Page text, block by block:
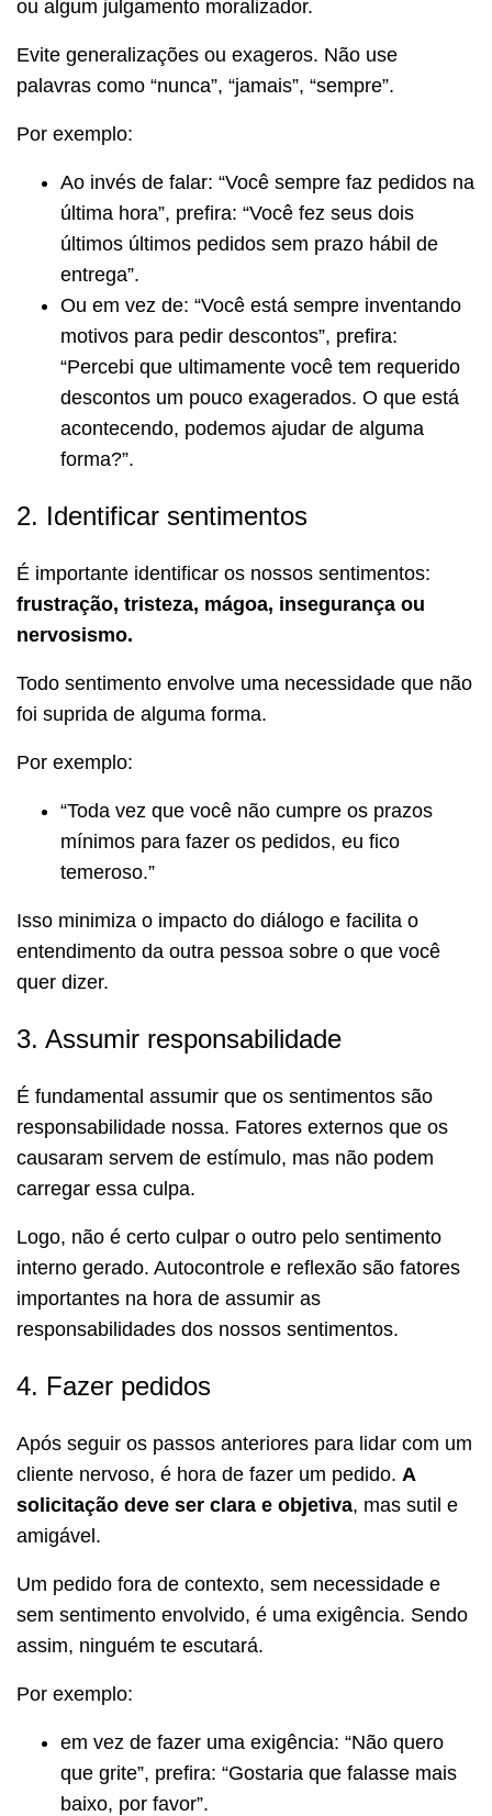
ou algum julgamento moralizador.
Evite generalizações ou exageros. Não use
palavras como “nunca”, “jamais”, “sempre”.
Por exemplo:
Ao invés de falar: “Você sempre faz pedidos na
última hora”, prefira: “Você fez seus dois
últimos últimos pedidos sem prazo hábil de
entrega”.
Ou em vez de: “Você está sempre inventando
motivos para pedir descontos”, prefira:
“Percebi que ultimamente você tem requerido
descontos um pouco exagerados. O que está
acontecendo, podemos ajudar de alguma
forma?”.
2. Identificar sentimentos
É importante identificar os nossos sentimentos:
frustração, tristeza, mágoa, insegurança ou
nervosismo.
Todo sentimento envolve uma necessidade que não
foi suprida de alguma forma.
Por exemplo:
“Toda vez que você não cumpre os prazos
mínimos para fazer os pedidos, eu fico
temeroso.”
Isso minimiza o impacto do diálogo e facilita o
entendimento da outra pessoa sobre o que você
quer dizer.
3. Assumir responsabilidade
É fundamental assumir que os sentimentos são
responsabilidade nossa. Fatores externos que os
causaram servem de estímulo, mas não podem
carregar essa culpa.
Logo, não é certo culpar o outro pelo sentimento
interno gerado. Autocontrole e reflexão são fatores
importantes na hora de assumir as
responsabilidades dos nossos sentimentos.
4. Fazer pedidos
Após seguir os passos anteriores para lidar com um
cliente nervoso, é hora de fazer um pedido. A
solicitação deve ser clara e objetiva, mas sutil e
amigável.
Um pedido fora de contexto, sem necessidade e
sem sentimento envolvido, é uma exigência. Sendo
assim, ninguém te escutará.
Por exemplo:
em vez de fazer uma exigência: “Não quero
que grite”, prefira: “Gostaria que falasse mais
baixo, por favor”.